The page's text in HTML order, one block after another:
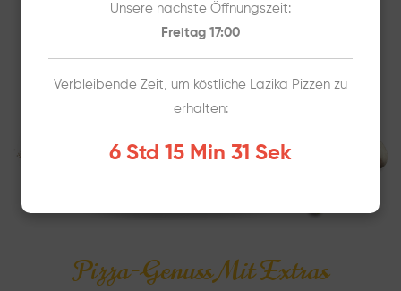
Pizza-Genuss Mit Extras
Unsere nächste Öffnungszeit:
Freitag 17:00
Verbleibende Zeit, um köstliche Lazika Pizzen zu
erhalten:
6 Std 15 Min 30 Sek